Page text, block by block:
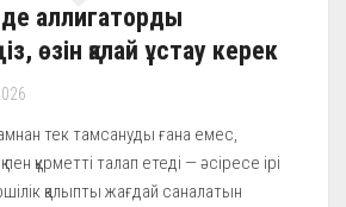
аллигаторды
өзін қалай ұстау керек
тек тамсануды ғана емес,
құрметті талап етеді — әсіресе ірі
қалыпты жағдай саналатын